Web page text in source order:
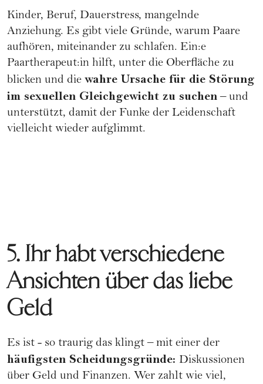
Kinder, Beruf, Dauerstress, mangelnde
Anziehung. Es gibt viele Gründe, warum Paare
aufhören, miteinander zu schlafen. Ein:e
Paartherapeut:in hilft, unter die Oberfläche zu
blicken und die wahre Ursache für die Störung
im sexuellen Gleichgewicht zu suchen– und
unterstützt, damit der Funke der Leidenschaft
vielleicht wieder aufglimmt.
5. Ihr habt verschiedene
Ansichten über das liebe
Geld
Es ist - so traurig das klingt – mit einer der
häufigsten Scheidungsgründe: Diskussionen
über Geld und Finanzen. Wer zahlt wie viel,